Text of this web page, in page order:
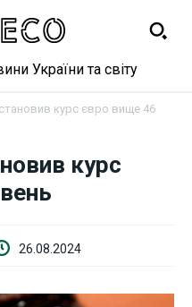
України та світу
курс євро вище 46
курс
26.08.2024